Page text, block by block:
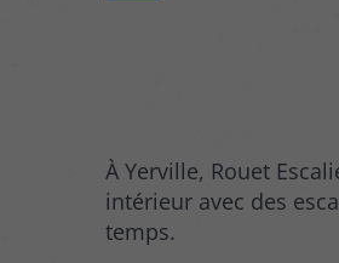
À Yerville, Rouet
intérieur avec des
temps.